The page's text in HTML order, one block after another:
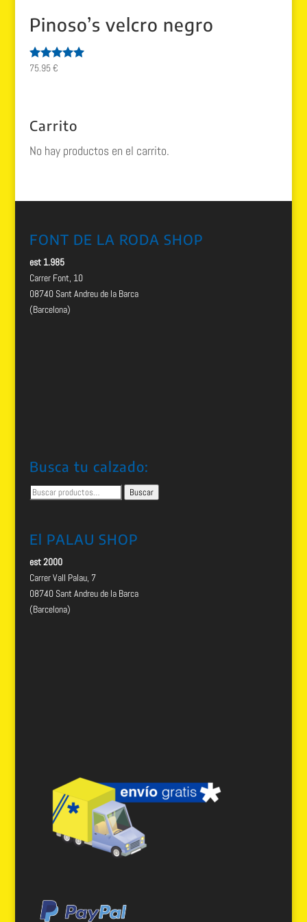
Pinoso’s velcro negro
Valorado
75.95€
Carrito
No hay productos en el carrito.
FONT DE LA RODA SHOP
est 1.985
Carrer Font, 10
08740 Sant Andreu de la Barca
(Barcelona)
Busca tu calzado:
Buscar
por:
Buscar
El PALAU SHOP
est 2000
Carrer Vall Palau, 7
08740 Sant Andreu de la Barca
(Barcelona)